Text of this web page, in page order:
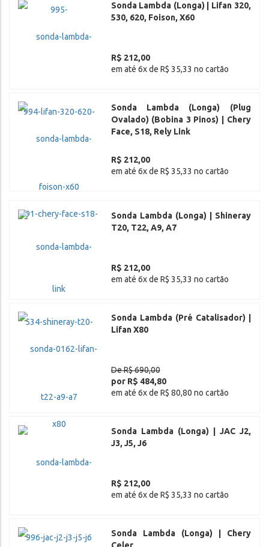
Sonda Lambda (Longa) | Lifan 320,
530, 620, Foison, X60
R$ 212,00
em até 6x de R$ 35,33 no cartão
Sonda Lambda (Longa) (Plug
Ovalado) (Bobina 3 Pinos) | Chery
Face, S18, Rely Link
R$ 212,00
em até 6x de R$ 35,33 no cartão
Sonda Lambda (Longa) | Shineray
T20, T22, A9, A7
R$ 212,00
em até 6x de R$ 35,33 no cartão
Sonda Lambda (Pré Catalisador) |
Lifan X80
De R$ 690,00
por R$ 484,80
em até 6x de R$ 80,80 no cartão
Sonda Lambda (Longa) | JAC J2,
J3, J5, J6
R$ 212,00
em até 6x de R$ 35,33 no cartão
Sonda Lambda (Longa) | Chery